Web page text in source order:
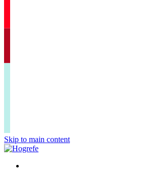
Skip to main content